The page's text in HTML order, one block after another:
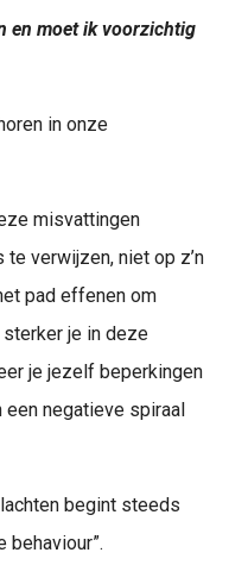
en moet ik voorzichtig
in onze
misvattingen
verwijzen, niet op z’n
pad effenen om
je in deze
je jezelf beperkingen
negatieve spiraal
begint steeds
behaviour”.